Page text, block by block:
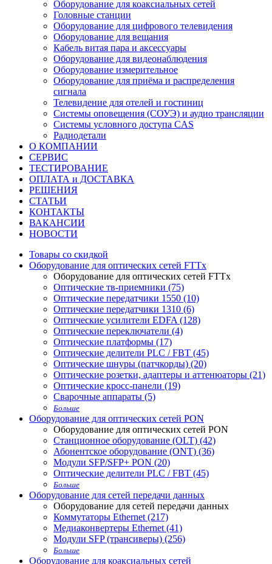
Оборудование для коаксиальных сетей
Головные станции
Оборудование для цифрового телевидения
Оборудование для вещания
Кабель витая пара и аксессуары
Оборудование для видеонаблюдения
Оборудование измерительное
Оборудование для приёма и распределения
сигнала
Телевидение для отелей и гостиниц
Системы оповещения (СОУЭ) и аудио трансляции
Системы условного доступа CAS
Радиодетали
О КОМПАНИИ
СЕРВИС
ТЕСТИРОВАНИЕ
ОПЛАТА и ДОСТАВКА
РЕШЕНИЯ
СТАТЬИ
КОНТАКТЫ
ВАКАНСИИ
НОВОСТИ
Товары со скидкой
Оборудование для оптических сетей FTTx
Оборудование для оптических сетей FTTx
Оптические тв-приемники (75)
Оптические передатчики 1550 (10)
Оптические передатчики 1310 (6)
Оптические усилители EDFA (128)
Оптические переключатели (4)
Оптические платформы (17)
Оптические делители PLC / FBT (45)
Оптические шнуры (патчкорды) (20)
Оптические розетки, адаптеры и аттенюаторы (21)
Оптические кросс-панели (19)
Сварочные аппараты (5)
Больше
Оборудование для оптических сетей PON
Оборудование для оптических сетей PON
Станционное оборудование (OLT) (42)
Абонентское оборудование (ONT) (36)
Модули SFP/SFP+ PON (20)
Оптические делители PLC / FBT (45)
Больше
Оборудование для сетей передачи данных
Оборудование для сетей передачи данных
Коммутаторы Ethernet (217)
Медиаконвертеры Ethernet (41)
Модули SFP (трансиверы) (256)
Больше
Оборудование для коаксиальных сетей